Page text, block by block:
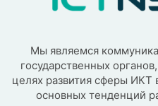
Мы являемся
государственных
целях развития сферы ИКТ
основных тенденций